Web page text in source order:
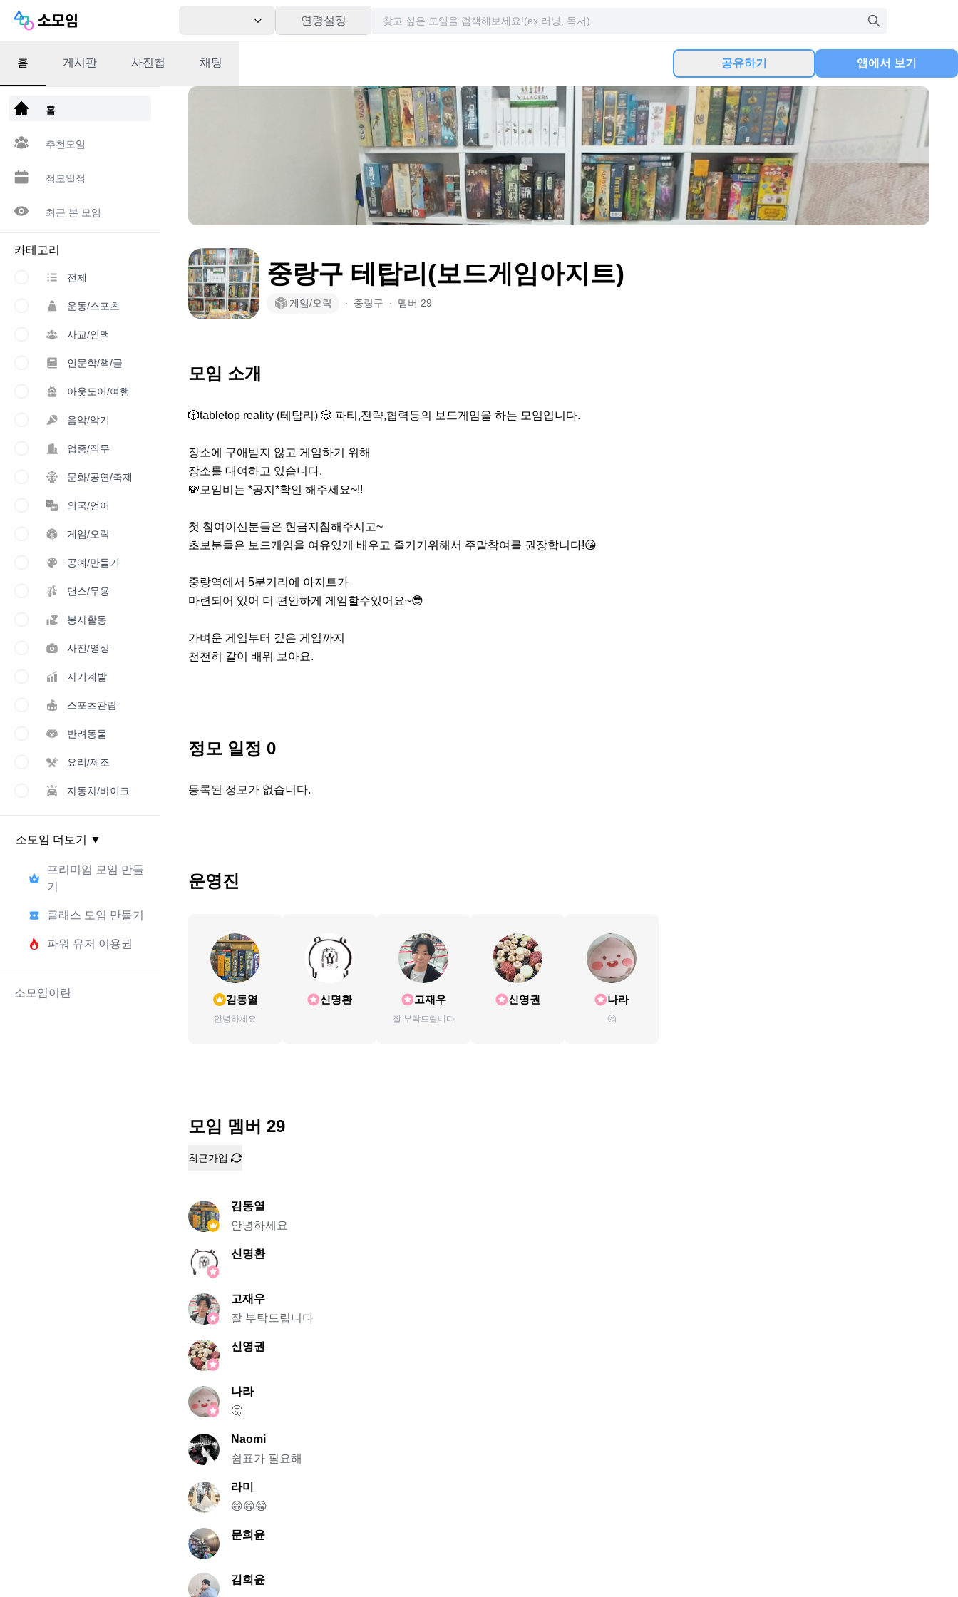
연령설정
앱 다운로드
홈
추천모임
정모일정
최근 본 모임
카테고리
전체
운동/스포츠
사교/인맥
인문학/책/글
아웃도어/여행
음악/악기
업종/직무
문화/공연/축제
외국/언어
게임/오락
공예/만들기
댄스/무용
봉사활동
사진/영상
자기계발
스포츠관람
반려동물
요리/제조
자동차/바이크
소모임 더보기 ▼
프리미엄 모임 만들
기
클래스 모임 만들기
파워 유저 이용권
소모임이란
홈 게시판 사진첩 채팅 공유하기 앱에서 보기
중랑구 테탑리(보드게임아지트)
게임/오락 ∙ 중랑구 ∙ 멤버 29
모임 소개
🎲tabletop reality (테탑리) 🎲 파티,전략,협력등의 보드게임을 하는 모임입니다.
장소에 구애받지 않고 게임하기 위해
장소를 대여하고 있습니다.
💸모임비는 *공지*확인 해주세요~!!
첫 참여이신분들은 현금지참해주시고~
초보분들은 보드게임을 여유있게 배우고 즐기기위해서 주말참여를 권장합니다!😘
중랑역에서 5분거리에 아지트가
마련되어 있어 더 편안하게 게임할수있어요~😎
가벼운 게임부터 깊은 게임까지
천천히 같이 배워 보아요.
정모 일정 0
등록된 정모가 없습니다.
운영진
김동열
안녕하세요
신명환 고재우
잘 부탁드립니다
신영권 나라
🤔
모임 멤버 29
최근가입
김동열
안녕하세요
신명환
고재우
잘 부탁드립니다
신영권
나라
🤔
Naomi
쉼표가 필요해
라미
😁😁😁
문희윤
김회윤